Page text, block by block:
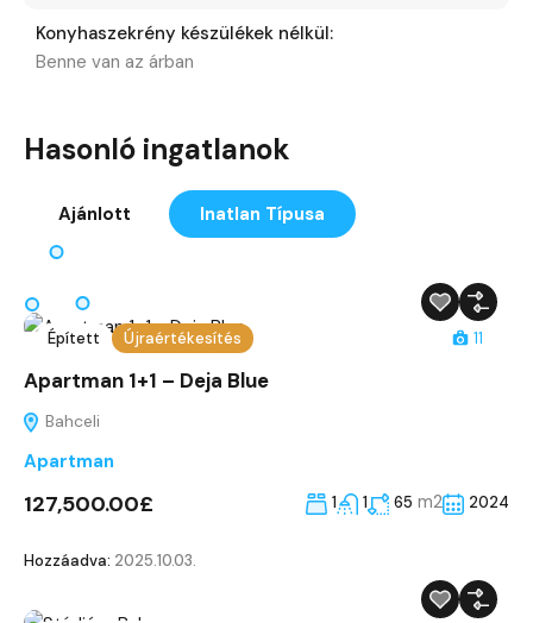
Konyhaszekrény készülékek nélkül:
Benne van az árban
Hasonló ingatlanok
Ajánlott Inatlan Típusa
Épített Újraértékesítés 11
Apartman 1+1 – Deja Blue
Bahceli
Apartman
127,500.00£ 1 1 65 m2 2024
Hozzáadva: 2025.10.03.